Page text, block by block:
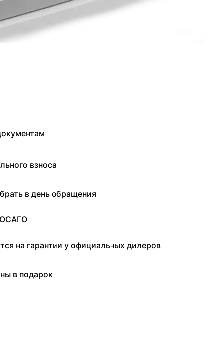
взноса
в день обращения
на гарантии у официальных дилеров
в подарок